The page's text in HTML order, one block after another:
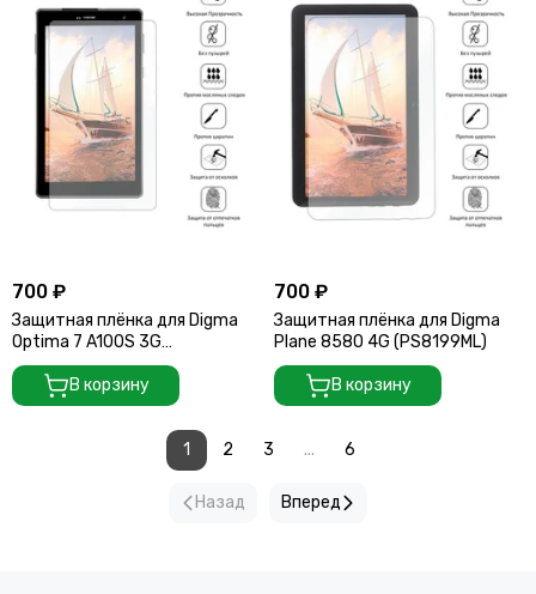
700 ₽
Защитная плёнка для Digma
Optima 7 A100S 3G
(TS7222PG)
В корзину
700 ₽
Защитная плёнка для Digma
Plane 8580 4G (PS8199ML)
В корзину
Назад
1 2 3 ... 6
Вперед